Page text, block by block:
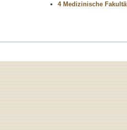
4 Medizinische